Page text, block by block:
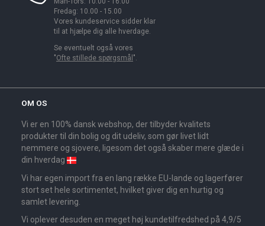
Fredag: 10.00 - 15.00
Vores kundeservice sidder klar
til at hjælpe dig alle hverdage.
Se eventuelt også vores
"Ofte stillede spørgsmål ".
OM OS
Vi er en 100% dansk webshop, der tilbyder kvalitets
produkter til din bolig og dit udeliv, som gør livet lidt
nemmere og sjovere, ligesom det også skaber mere glæde i
din hverdag
Vi har egen import fra en lang række EU-lande og lagerfører
stort set hele sortimentet, hvilket giver dig en hurtig og
samlet levering.
Vi oplever desuden en meget høj kundetilfredshed på 4,9/5